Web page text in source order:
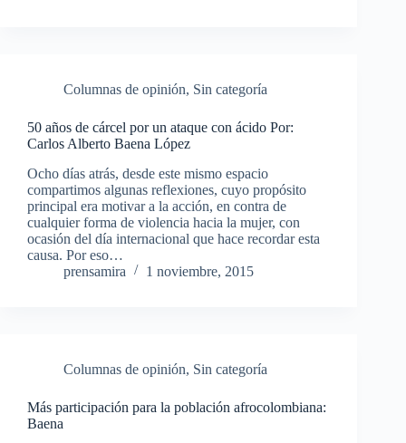
Columnas de opinión, Sin categoría
50 años de cárcel por un ataque con ácido Por:
Carlos Alberto Baena López
Ocho días atrás, desde este mismo espacio
compartimos algunas reflexiones, cuyo propósito
principal era motivar a la acción, en contra de
cualquier forma de violencia hacia la mujer, con
ocasión del día internacional que hace recordar esta
causa. Por eso…
prensamira
1 noviembre, 2015
Columnas de opinión, Sin categoría
Más participación para la población afrocolombiana:
Baena